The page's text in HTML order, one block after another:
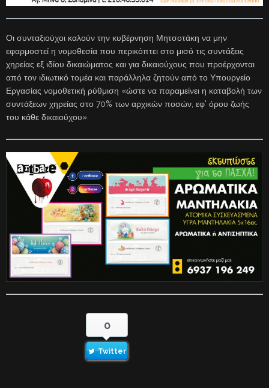
Οι συνταξιούχοι καλούν την κυβέρνηση Μητσοτάκη να μην
εφαρμοστεί η νομοθεσία που περικόπτει στο μισό τις συντάξεις
χηρείας εξ ιδίου δικαιώματος και για δικαιούχους που προέρχονται
από τον ιδιωτικό τομέα και παράλληλα ζητούν από το Υπουργείο
Εργασίας νομοθετική ρύθμιση «ώστε να παραμείνει η καταβολή των
συντάξεων χηρείας στο 70% των αρχικών ποσών, εφ’ όρου ζωής
του κάθε δικαιούχου».
0
Twitter